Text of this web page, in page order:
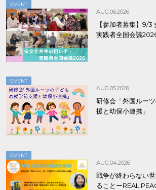
EVENT
AUG.06.2026
【参加者募集】9/3
実践者全国会議
EVENT
AUG.05.2026
研修会「外国ルー
援と幼保小連携」
EVENT
AUG.04.2026
戦争が終わらない
ることーREAL